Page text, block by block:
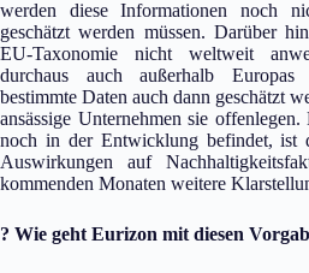
werden diese Informationen noch
geschätzt werden müssen. Darüber
EU-Taxonomie nicht weltweit
durchaus auch außerhalb Europas
bestimmte Daten auch dann geschätzt
ansässige Unternehmen sie
noch in der Entwicklung befindet, ist
Auswirkungen auf
kommenden Monaten weitere
? Wie geht Eurizon mit diesen